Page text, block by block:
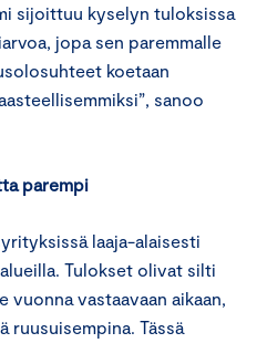
sijoittuu kyselyn tuloksissa
jopa sen paremmalle
koetaan
sanoo
parempi
laaja-alaisesti
Tulokset olivat silti
vuonna vastaavaan aikaan,
ruusuisempina. Tässä